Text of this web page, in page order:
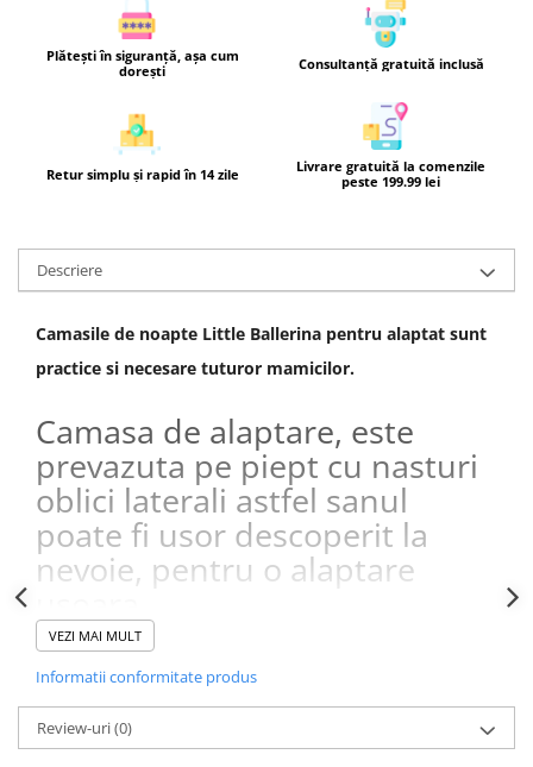
Plătești în siguranță, așa cum
dorești
Consultanță gratuită inclusă
Retur simplu și rapid în 14 zile
Livrare gratuită la comenzile
peste 199.99 lei
Descriere
Camasile de noapte Little Ballerina pentru alaptat sunt
practice si necesare tuturor mamicilor.
Camasa de alaptare, este
prevazuta pe piept cu nasturi
oblici laterali astfel sanul
poate fi usor descoperit la
nevoie, pentru o alaptare
Camasa alaptat Betul, confectionata din 100% Bumbac,
fi purtata atat in timpul sarcinii, cat si dupa
nastere.
Alege masura potrivita:
VEZI MAI MULT
Informatii conformitate produs
Review-uri(0)